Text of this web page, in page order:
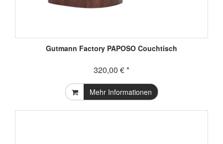
Gutmann Factory PAPOSO Couchtisch
320,00 € *
Mehr Informationen